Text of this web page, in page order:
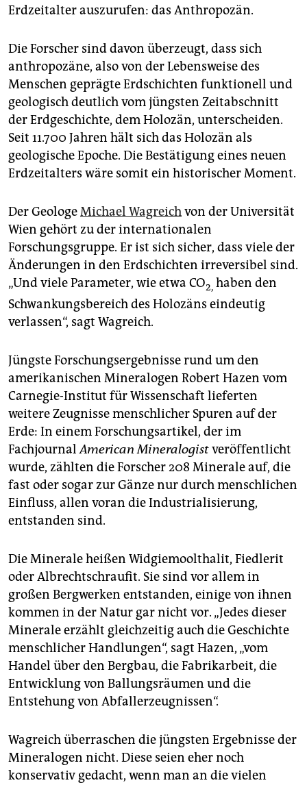
Erdzeitalter auszurufen: das Anthropozän.
Die Forscher sind davon überzeugt, dass sich
anthropozäne, also von der Lebensweise des
Menschen geprägte Erdschichten funktionell und
geologisch deutlich vom jüngsten Zeitabschnitt
der Erdgeschichte, dem Holozän, unterscheiden.
Seit 11.700 Jahren hält sich das Holozän als
geologische Epoche. Die Bestätigung eines neuen
Erdzeitalters wäre somit ein historischer Moment.
Der GeologeMichael Wagreichvon der Universität
Wien gehört zu der internationalen
Forschungsgruppe. Er ist sich sicher, dass viele der
Änderungen in den Erdschichten irreversibel sind.
„Und viele Parameter, wie etwa CO2, haben den
Schwankungsbereich des Holozäns eindeutig
verlassen“, sagt Wagreich.
Jüngste Forschungsergebnisse rund um den
amerikanischen Mineralogen Robert Hazen vom
Carnegie-Institut für Wissenschaft lieferten
weitere Zeugnisse menschlicher Spuren auf der
Erde: In einem Forschungsartikel, der im
FachjournalAmerican Mineralogistveröffentlicht
wurde, zählten die Forscher 208 Minerale auf, die
fast oder sogar zur Gänze nur durch menschlichen
Einfluss, allen voran die Industrialisierung,
entstanden sind.
Die Minerale heißen Widgiemoolthalit, Fiedlerit
oder Albrechtschraufit. Sie sind vor allem in
großen Bergwerken entstanden, einige von ihnen
kommen in der Natur gar nicht vor. „Jedes dieser
Minerale erzählt gleichzeitig auch die Geschichte
menschlicher Handlungen“, sagt Hazen, „vom
Handel über den Bergbau, die Fabrikarbeit, die
Entwicklung von Ballungsräumen und die
Entstehung von Abfallerzeugnissen“.
Wagreich überraschen die jüngsten Ergebnisse der
Mineralogen nicht. Diese seien eher noch
konservativ gedacht, wenn man an die vielen